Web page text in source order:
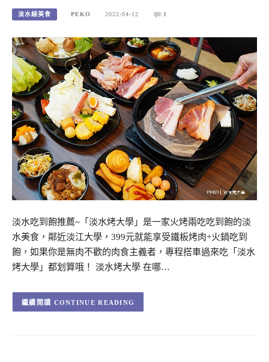
淡水線美食 PEKO 2022-04-12 1
淡水吃到飽推薦~「淡水烤大學」是一家火烤兩吃吃到飽的淡
水美食，鄰近淡江大學，399元就能享受鐵板烤肉+火鍋吃到
飽，如果你是無肉不歡的肉食主義者，專程搭車過來吃「淡水
烤大學」都划算哦！ 淡水烤大學 在哪…
CONTINUE READING